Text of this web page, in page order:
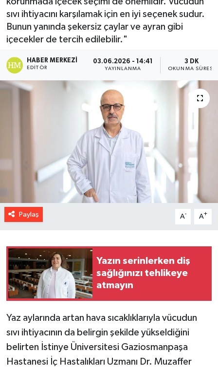
sıvı ihtiyacını karşılamak için en iyi seçenek sudur.
Bunun yanında şekersiz çaylar ve ayran gibi
içecekler de tercih edilebilir."
HABER MERKEZI
EDITÖR
03.06.2026 - 14:41
YAYINLANMA
3 DK
OKUNMA SÜRESI
Paylaş A- A+
Yazın serinlerken diş
sağlığınızı tehlikeye
atmayın
Yaz aylarında artan hava sıcaklıklarıyla vücudun
sıvı ihtiyacının da belirgin şekilde yükseldiğini
belirten İstinye Üniversitesi Gaziosmanpaşa
Hastanesi İç Hastalıkları Uzmanı Dr. Muzaffer
Sağlık